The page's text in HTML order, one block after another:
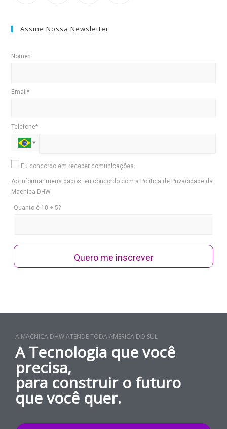
Assine Nossa Newsletter
Nome*
Email*
Telefone*
Eu concordo em receber comunicações.
Ao informar meus dados, eu concordo com a Política de Privacidade da
Macnica DHW.
Quanto é 10 + 5?
Quero me inscrever
A MACNICA DHW ATENDE TODA AMÉRICA DO SUL
A Tecnologia que você
precisa,
para construir o futuro
que você quer.